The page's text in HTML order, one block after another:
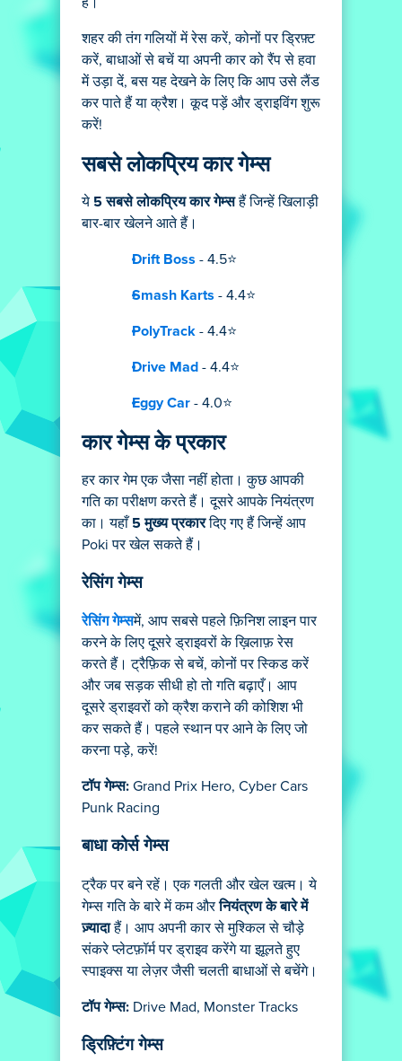
शहर की तंग गलियों में रेस करें, कोनों पर ड्रिफ़्ट
करें, बाधाओं से बचें या अपनी कार को रैंप से हवा
में उड़ा दें, बस यह देखने के लिए कि आप उसे लैंड
कर पाते हैं या क्रैश। कूद पड़ें और ड्राइविंग शुरू
करें!
सबसे लोकप्रिय कार गेम्स
ये 5 सबसे लोकप्रिय कार गेम्सहैं जिन्हें खिलाड़ी
बार-बार खेलने आते हैं।
Drift Boss - 4.5⭐
Smash Karts - 4.4⭐
PolyTrack - 4.4⭐
Drive Mad - 4.4⭐
Eggy Car - 4.0⭐
कार गेम्स के प्रकार
हर कार गेम एक जैसा नहीं होता। कुछ आपकी
गति का परीक्षण करते हैं। दूसरे आपके नियंत्रण
का। यहाँ 5 मुख्य प्रकारदिए गए हैं जिन्हें आप
Poki पर खेल सकते हैं।
रेसिंग गेम्स
रेसिंग गेम्समें, आप सबसे पहले फ़िनिश लाइन पार
करने के लिए दूसरे ड्राइवरों के ख़िलाफ़ रेस
करते हैं। ट्रैफ़िक से बचें, कोनों पर स्किड करें
और जब सड़क सीधी हो तो गति बढ़ाएँ। आप
दूसरे ड्राइवरों को क्रैश कराने की कोशिश भी
कर सकते हैं। पहले स्थान पर आने के लिए जो
करना पड़े, करें!
टॉप गेम्स: Grand Prix Hero, Cyber Cars
Punk Racing
बाधा कोर्स गेम्स
ट्रैक पर बने रहें। एक गलती और खेल खत्म। ये
गेम्स गति के बारे में कम औरनियंत्रण के बारे में
ज़्यादाहैं। आप अपनी कार से मुश्किल से चौड़े
संकरे प्लेटफ़ॉर्म पर ड्राइव करेंगे या झूलते हुए
स्पाइक्स या लेज़र जैसी चलती बाधाओं से बचेंगे।
टॉप गेम्स: Drive Mad, Monster Tracks
ड्रिफ़्टिंग गेम्स